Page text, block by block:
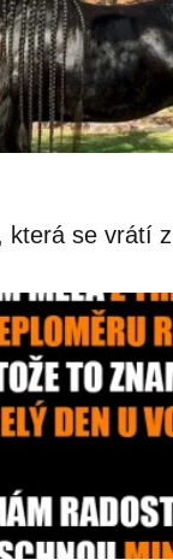
která se vrátí